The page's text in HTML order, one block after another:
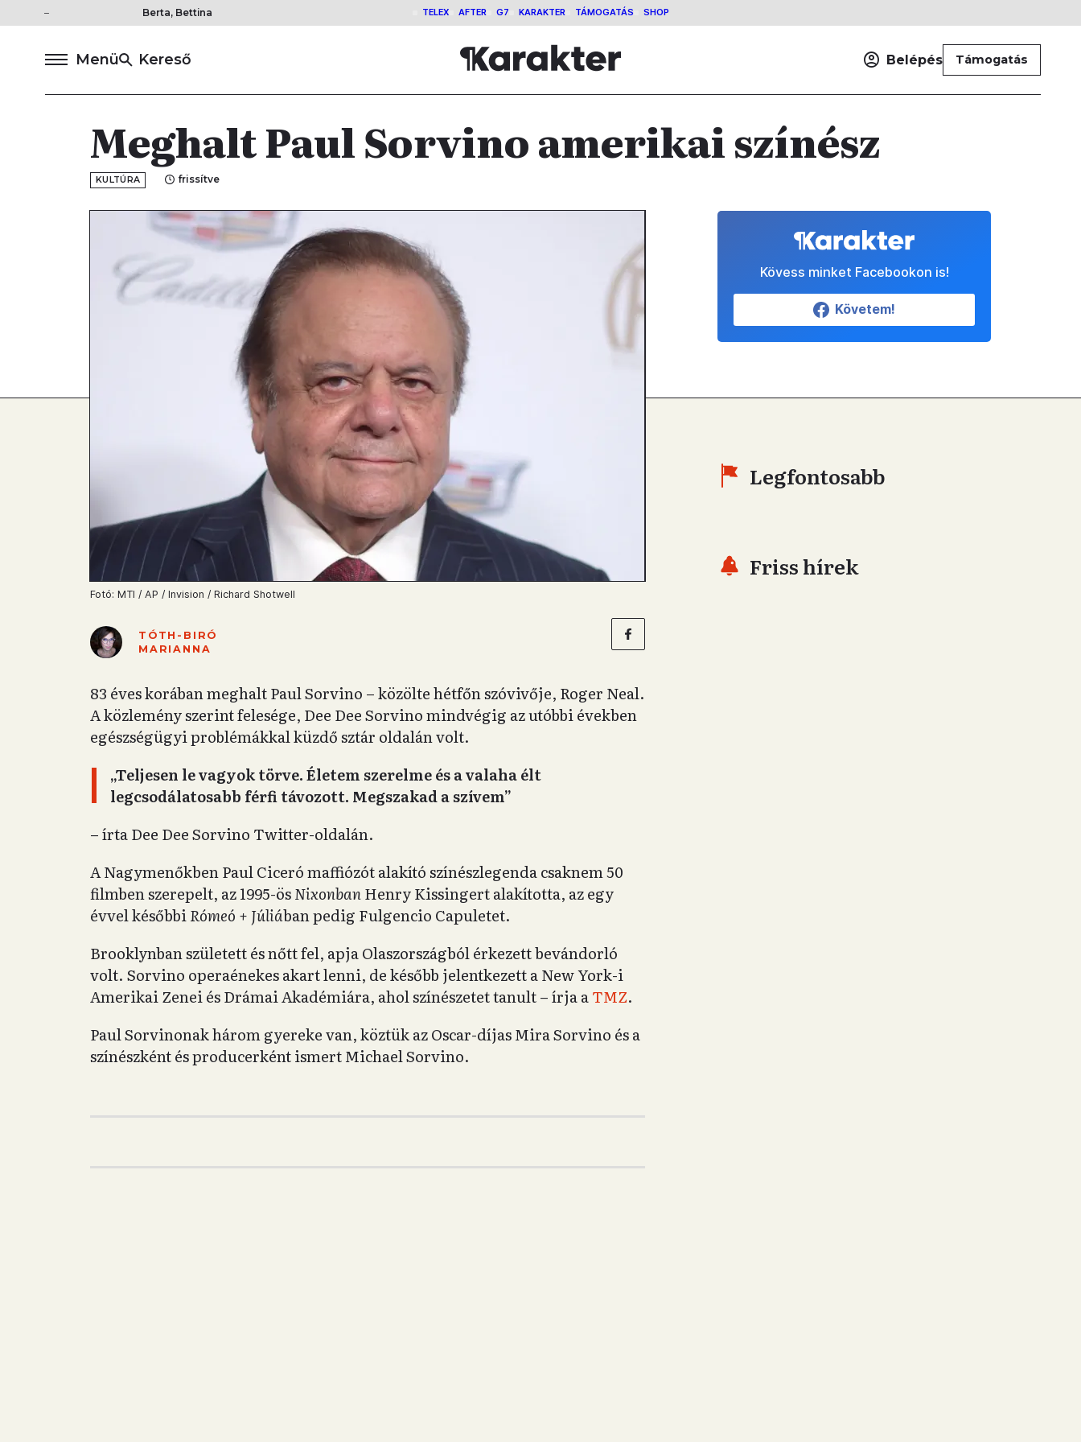
Berta, Bettina TELEX AFTER G7 KARAKTER TÁMOGATÁS SHOP
Menü Kereső Belépés Támogatás
Meghalt Paul Sorvino amerikai színész
KULTÚRA frissítve
Fotó: MTI / AP / Invision / Richard Shotwell
TÓTH-BIRÓ
MARIANNA
83 éves korában meghalt Paul Sorvino – közölte hétfőn szóvivője, Roger Neal.
A közlemény szerint felesége, Dee Dee Sorvino mindvégig az utóbbi években
egészségügyi problémákkal küzdő sztár oldalán volt.
„Teljesen le vagyok törve. Életem szerelme és a valaha élt
legcsodálatosabb férfi távozott. Megszakad a szívem”
– írta Dee Dee Sorvino Twitter-oldalán.
A Nagymenőkben Paul Ciceró maffiózót alakító színészlegenda csaknem 50
filmben szerepelt, az 1995-ösNixonbanHenry Kissingert alakította, az egy
évvel későbbiRómeó + Júliában pedig Fulgencio Capuletet.
Brooklynban született és nőtt fel, apja Olaszországból érkezett bevándorló
volt. Sorvino operaénekes akart lenni, de később jelentkezett a New York-i
Amerikai Zenei és Drámai Akadémiára, ahol színészetet tanult – írja aTMZ.
Paul Sorvinonak három gyereke van, köztük az Oscar-díjas Mira Sorvino és a
színészként és producerként ismert Michael Sorvino.
Kövess minket Facebookon is!
Követem!
Legfontosabb
Friss hírek